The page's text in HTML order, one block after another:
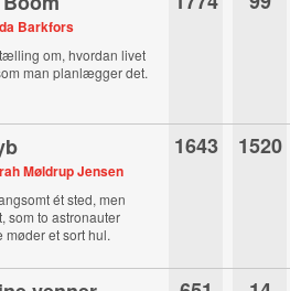
Barkfors
om, hvordan livet
man planlægger det.
Møldrup Jensen
ét sted, men
som to astronauter
møder et sort hul.
1643 1520